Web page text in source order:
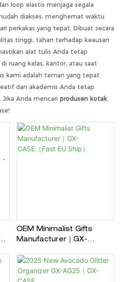
loop elastis menjaga segala
diakses, menghemat waktu
perkakas yang tepat. Dibuat secara
tinggi, tahan terhadap keausan
alat tulis Anda tetap
ruang kelas, kantor, atau saat
kami adalah teman yang tepat
dan akademis Anda tetap
Anda mencari produsen kotak
-
OEM Minimalist Gifts
Manufacturer｜GX-